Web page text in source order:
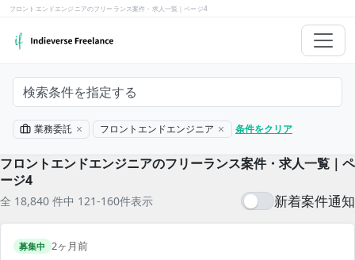
フロントエンドエンジニアのフリーランス案件・求人一覧｜ページ4
検索条件を指定する
業務委託 フロントエンドエンジニア 条件をクリア
フロントエンドエンジニアのフリーランス案件・求人一覧｜ペ
ージ4
全 18,840 件中 121-160件表示 新着案件通知
募集中 2ヶ月前